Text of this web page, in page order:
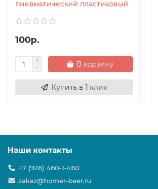
пневматический пластиковый
100р.
В корзину
Купить в 1 клик
Наши контакты
+7 (926) 460-1-460
zakaz@homer-beer.ru